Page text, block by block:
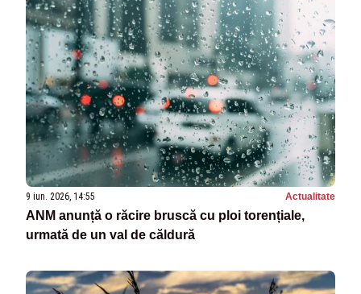
9 iun. 2026, 14:55 Actualitate
ANM anunță o răcire bruscă cu ploi torențiale,
urmată de un val de căldură